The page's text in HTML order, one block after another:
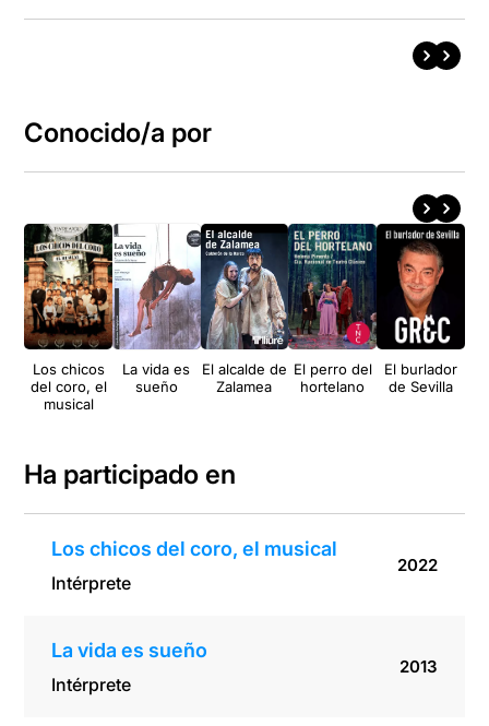
Conocido/a por
Los chicos
del coro, el
musical
La vida es
sueño
El alcalde de
Zalamea
El perro del
hortelano
El burlador
de Sevilla
Ha participado en
Los chicos del coro, el musical
Intérprete
2022
La vida es sueño
Intérprete
2013